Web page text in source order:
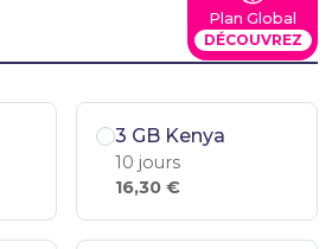
Plan Global
DÉCOUVREZ
3 GB Kenya
10 jours
16,30 €